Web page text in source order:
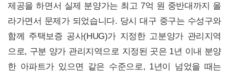
제공을 하면서 실제 분양가는 최고 7억 원 중반대까지 올
라가면서 문제가 되었습니다. 당시 대구 중구는 수성구와
함께 주택보증 공사(HUG)가 지정한 고분양가 관리지역
으로, 구분 양가 관리지역으로 지정된 곳은 1년 이내 분양
한 아파트가 있으면 같은 수준으로, 1년이 넘었을 때는